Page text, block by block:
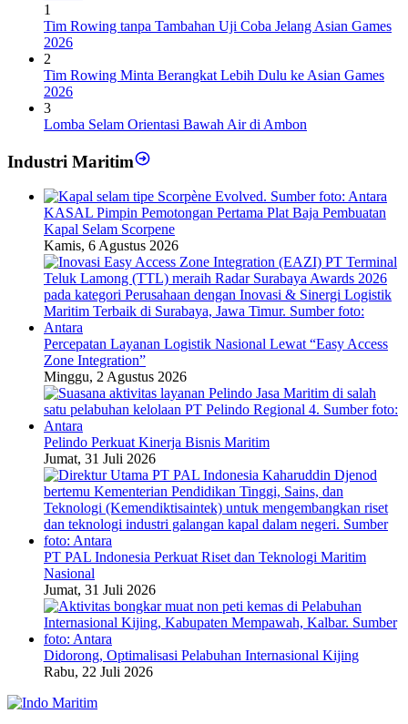
1
Tim Rowing tanpa Tambahan Uji Coba Jelang Asian Games
2026
2
Tim Rowing Minta Berangkat Lebih Dulu ke Asian Games
2026
3
Lomba Selam Orientasi Bawah Air di Ambon
Industri Maritim
KASAL Pimpin Pemotongan Pertama Plat Baja Pembuatan
Kapal Selam Scorpene
Kamis, 6 Agustus 2026
Percepatan Layanan Logistik Nasional Lewat “Easy Access
Zone Integration”
Minggu, 2 Agustus 2026
Pelindo Perkuat Kinerja Bisnis Maritim
Jumat, 31 Juli 2026
PT PAL Indonesia Perkuat Riset dan Teknologi Maritim
Nasional
Jumat, 31 Juli 2026
Didorong, Optimalisasi Pelabuhan Internasional Kijing
Rabu, 22 Juli 2026